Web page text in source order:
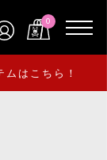
0
はこちら！